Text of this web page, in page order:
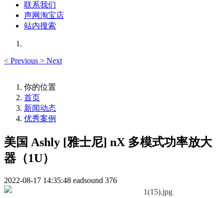
联系我们
声网淘宝店
站内搜索
< Previous > Next
你的位置
首页
新闻动态
优秀案例
美国 Ashly [雅士尼] nX 多模式功率放大
器（1U）
2022-08-17 14:35:48 eadsound 376